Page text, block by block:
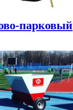
парковый